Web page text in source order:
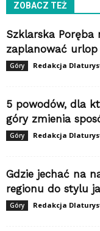
ZOBACZ TEŻ
Szklarska
zaplanować urlop
Góry Redakcja
5 powodów, dla
góry zmienia
Góry Redakcja
Gdzie jechać na
regionu do stylu
Góry Redakcja